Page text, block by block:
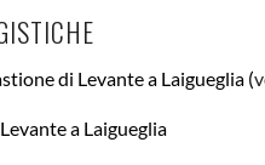
di Levante a Laigueglia (
a Laigueglia